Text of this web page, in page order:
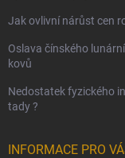
Jak ovlivní nárůst cen
Oslava čínského
kovů
Nedostatek fyzického
tady ?
INFORMACE PRO